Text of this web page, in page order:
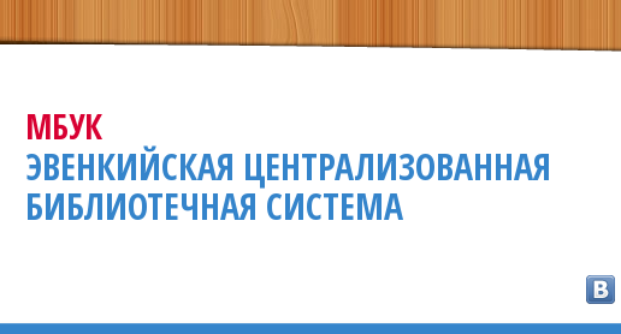
МБУК
ЭВЕНКИЙСКАЯ ЦЕНТРАЛИЗОВАННАЯ
БИБЛИОТЕЧНАЯ СИСТЕМА